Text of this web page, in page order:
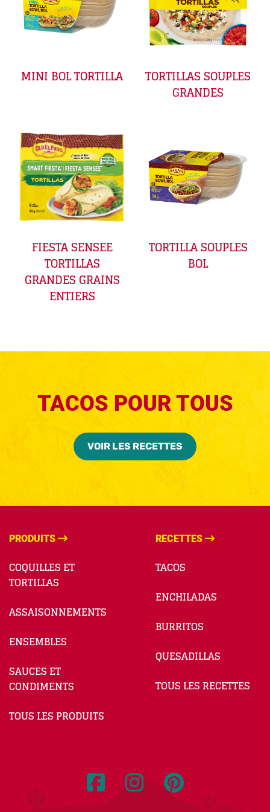
MINI BOL TORTILLA
TORTILLAS SOUPLES
GRANDES
FIESTA SENSEE
TORTILLAS
GRANDES GRAINS
ENTIERS
TORTILLA SOUPLES
BOL
TACOS POUR TOUS
VOIR LES RECETTES
PRODUITS
COQUILLES ET
TORTILLAS
ASSAISONNEMENTS
ENSEMBLES
SAUCES ET
CONDIMENTS
TOUS LES PRODUITS
RECETTES
TACOS
ENCHILADAS
BURRITOS
QUESADILLAS
TOUS LES RECETTES